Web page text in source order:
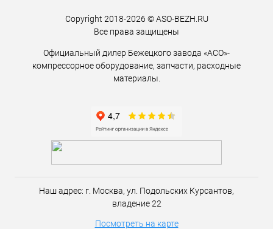
Copyright 2018-2026 © ASO-BEZH.RU
Все права защищены
Официальный дилер Бежецкого завода «АСО»-
компрессорное оборудование, запчасти, расходные
материалы.
Наш адрес: г. Москва, ул. Подольских Курсантов,
владение 22
Посмотреть на карте